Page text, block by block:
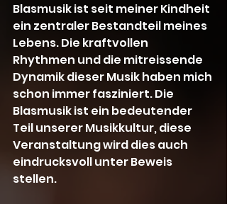
Blasmusik ist seit meiner Kindheit
ein zentraler Bestandteil meines
Lebens. Die kraftvollen
Rhythmen und die mitreissende
Dynamik dieser Musik haben mich
schon immer fasziniert. Die
Blasmusik ist ein bedeutender
Teil unserer Musikkultur, diese
Veranstaltung wird dies auch
eindrucksvoll unter Beweis
stellen.